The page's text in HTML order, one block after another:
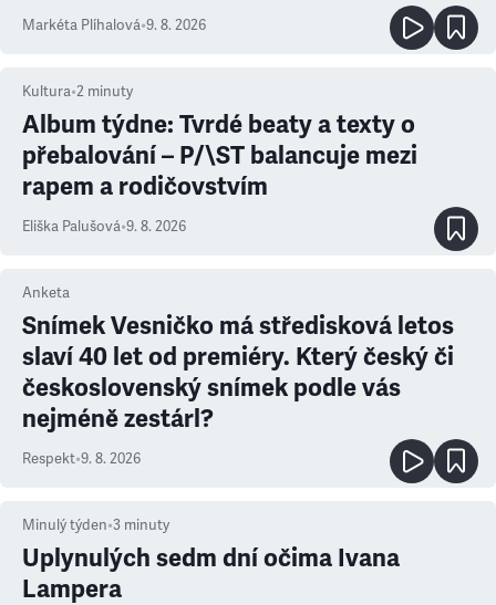
Markéta Plíhalová•9. 8. 2026
Kultura•2 minuty
Album týdne: Tvrdé beaty a texty o
přebalování – P/\ST balancuje mezi
rapem a rodičovstvím
Eliška Palušová•9. 8. 2026
Anketa
Snímek Vesničko má středisková letos
slaví 40 let od premiéry. Který český či
československý snímek podle vás
nejméně zestárl?
Respekt•9. 8. 2026
Minulý týden•3 minuty
Uplynulých sedm dní očima Ivana
Lampera